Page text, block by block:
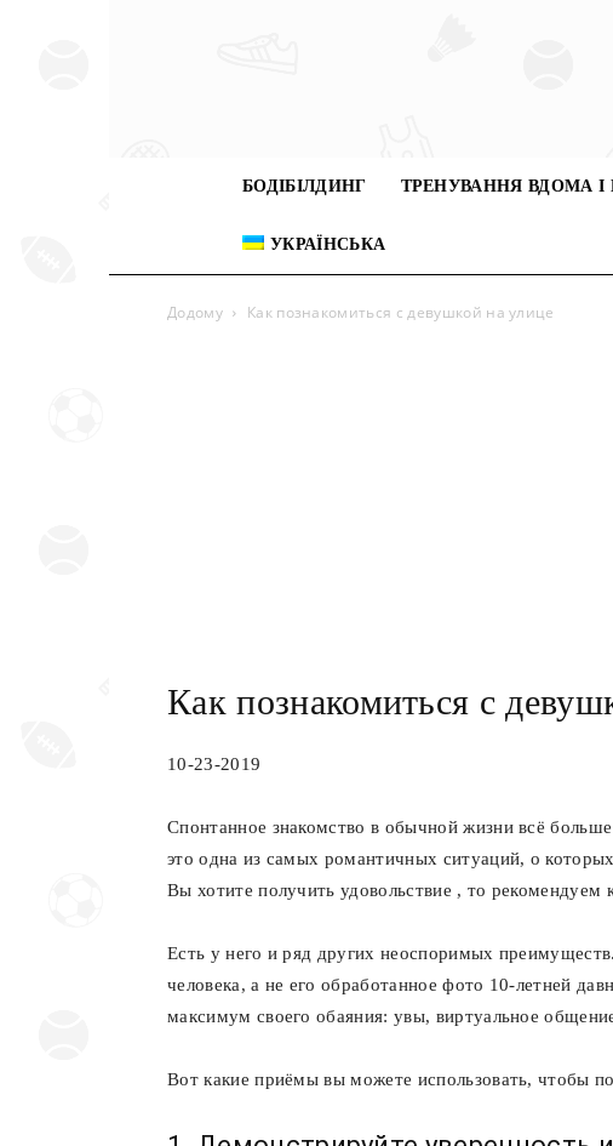
БОДІБІЛДИНГ ТРЕНУВАННЯ ВДОМА І
УКРАЇНСЬКА
Додому Как познакомиться с девушкой на улице
Как познакомиться с
10-23-2019
Спонтанное знакомство в обычной жизни всё
это одна из самых романтичных ситуаций, о
Вы хотите получить удовольствие , то рекомендуем
Есть у него и ряд других неоспоримых
человека, а не его обработанное фото 10-летней
максимум своего обаяния: увы, виртуальное
Вот какие приёмы вы можете использовать, чтобы